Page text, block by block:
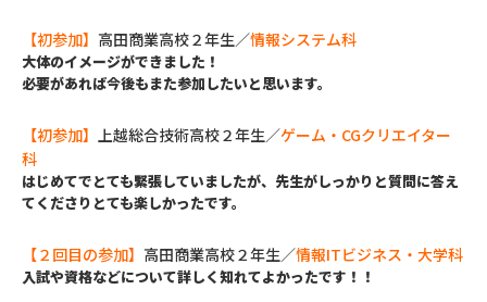
【初参加】 高田商業高校２年生／情報システム科
大体のイメージができました！
必要があれば今後もまた参加したいと思います。
【初参加】 上越総合技術高校２年生／ゲーム・CGクリエイター
科
はじめてでとても緊張していましたが、先生がしっかりと質問に答え
てくださりとても楽しかったです。
【２回目の参加】 高田商業高校２年生／情報ITビジネス・大学科
入試や資格などについて詳しく知れてよかったです！！